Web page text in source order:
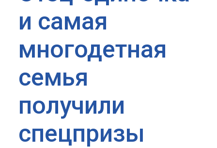
и самая
многодетная
семья
получили
спецпризы